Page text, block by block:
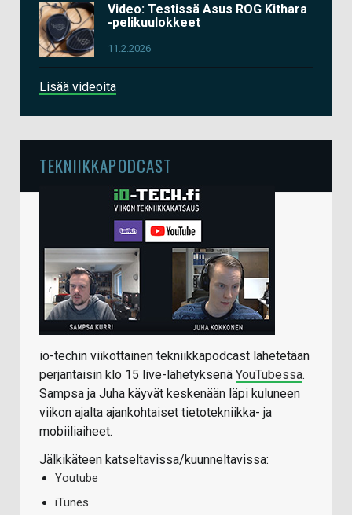
Video: Testissä Asus ROG Kithara
-pelikuulokkeet
11.2.2026
Lisää videoita
TEKNIIKKAPODCAST
io-techin viikottainen tekniikkapodcast lähetetään
perjantaisin klo 15 live-lähetyksenä YouTubessa.
Sampsa ja Juha käyvät keskenään läpi kuluneen
viikon ajalta ajankohtaiset tietotekniikka- ja
mobiiliaiheet.
Jälkikäteen katseltavissa/kuunneltavissa:
Youtube
iTunes